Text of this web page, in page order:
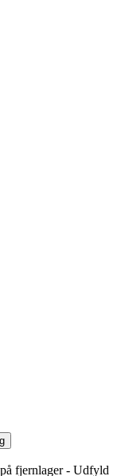
fjernlager - Udfyld